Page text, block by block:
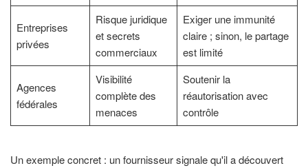
Entreprises
privées
Risque juridique
et secrets
commerciaux
Exiger une immunité
claire ; sinon, le partage
est limité
Agences
fédérales
Visibilité
complète des
menaces
Soutenir la
réautorisation avec
contrôle
Un exemple concret : un fournisseur signale qu'il a découvert